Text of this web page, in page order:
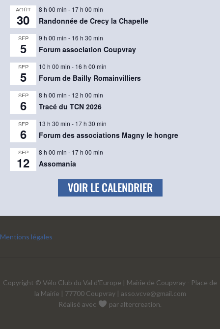
AOÛT
30
8 h 00 min - 17 h 00 min
Randonnée de Crecy la Chapelle
SEP
5
9 h 00 min - 16 h 30 min
Forum association Coupvray
SEP
5
10 h 00 min - 16 h 00 min
Forum de Bailly Romainvilliers
SEP
6
8 h 00 min - 12 h 00 min
Tracé du TCN 2026
SEP
6
13 h 30 min - 17 h 30 min
Forum des associations Magny le hongre
SEP
12
8 h 00 min - 17 h 00 min
Assomania
VOIR LE CALENDRIER
Mentions légales
Copyright © Vélo Club du Val d'Europe | Mairie de Coupvray - Place de
la Mairie | 77700 Coupvray | asso.vcve@gmail.com
Réalisé avec
paraltercreation.